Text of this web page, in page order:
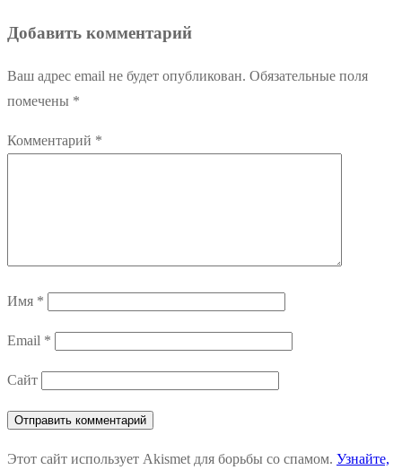
Добавить комментарий
Ваш адрес email не будет опубликован. Обязательные поля
помечены *
Комментарий *
Имя *
Email *
Сайт
Этот сайт использует Akismet для борьбы со спамом. Узнайте,